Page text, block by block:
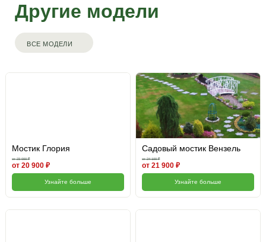
Другие модели
ВСЕ МОДЕЛИ
Мостик Глория
от 23 000 ₽
от 20 900 ₽
Узнайте больше
Садовый мостик Вензель
от 24 100 ₽
от 21 900 ₽
Узнайте больше